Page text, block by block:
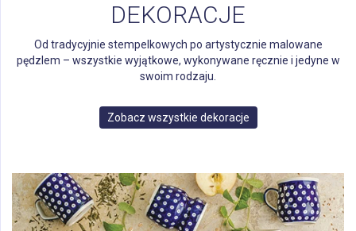
DEKORACJE
Od tradycyjnie stempelkowych po artystycznie malowane
pędzlem – wszystkie wyjątkowe, wykonywane ręcznie i jedyne w
swoim rodzaju.
Zobacz wszystkie dekoracje